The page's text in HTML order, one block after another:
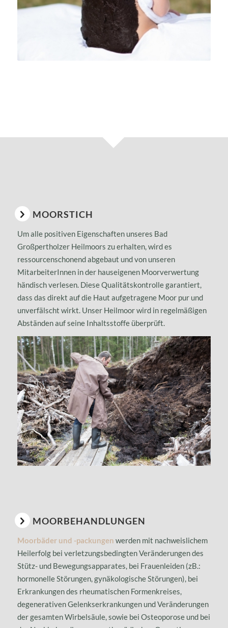
MOORSTICH
Um alle positiven Eigenschaften unseres Bad
Großpertholzer Heilmoors zu erhalten, wird es
ressourcenschonend abgebaut und von unseren
MitarbeiterInnen in der hauseigenen Moorverwertung
händisch verlesen. Diese Qualitätskontrolle garantiert,
dass das direkt auf die Haut aufgetragene Moor pur und
unverfälscht wirkt. Unser Heilmoor wird in regelmäßigen
Abständen auf seine Inhaltsstoffe überprüft.
MOORBEHANDLUNGEN
Moorbäder und -packungen werden mit nachweislichem
Heilerfolg bei verletzungsbedingten Veränderungen des
Stütz- und Bewegungsapparates, bei Frauenleiden (zB.:
hormonelle Störungen, gynäkologische Störungen), bei
Erkrankungen des rheumatischen Formenkreises,
degenerativen Gelenkserkrankungen und Veränderungen
der gesamten Wirbelsäule, sowie bei Osteoporose und bei